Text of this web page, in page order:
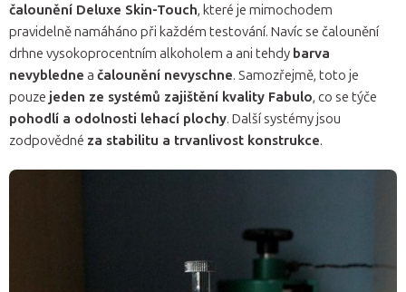
čalounění Deluxe Skin-Touch, které je mimochodem
pravidelně namáháno při každém testování. Navíc se čalounění
drhne vysokoprocentním alkoholem a ani tehdy barva
nevybledne a čalounění nevyschne. Samozřejmě, toto je
pouze jeden ze systémů zajištění kvality Fabulo, co se týče
pohodlí a odolnosti lehací plochy. Další systémy jsou
zodpovědné za stabilitu a trvanlivost konstrukce.